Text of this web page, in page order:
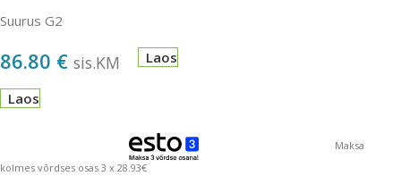
Suurus G2
86.80 € sis.KM Laos
Laos
Maksa
kolmes võrdses osas 3 x 28.93€